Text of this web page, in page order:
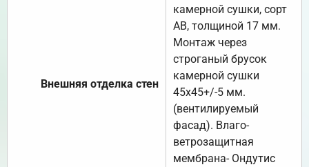
Внешняя отделка стен
камерной сушки, сорт
АВ, толщиной 17 мм.
Монтаж через
строганый брусок
камерной сушки
45х45+/-5 мм.
(вентилируемый
фасад). Влаго-
ветрозащитная
мембрана- Ондутис